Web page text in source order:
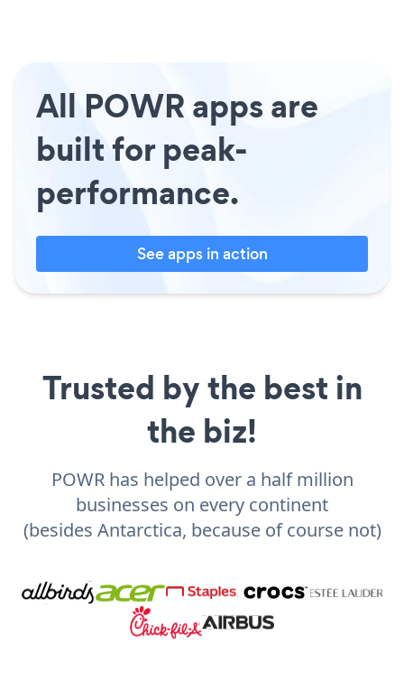
All POWR apps are
built for peak-
performance.
See apps in action
Trusted by the best in
the biz!
POWR has helped over a half million
businesses on every continent
(besides Antarctica, because of course not)